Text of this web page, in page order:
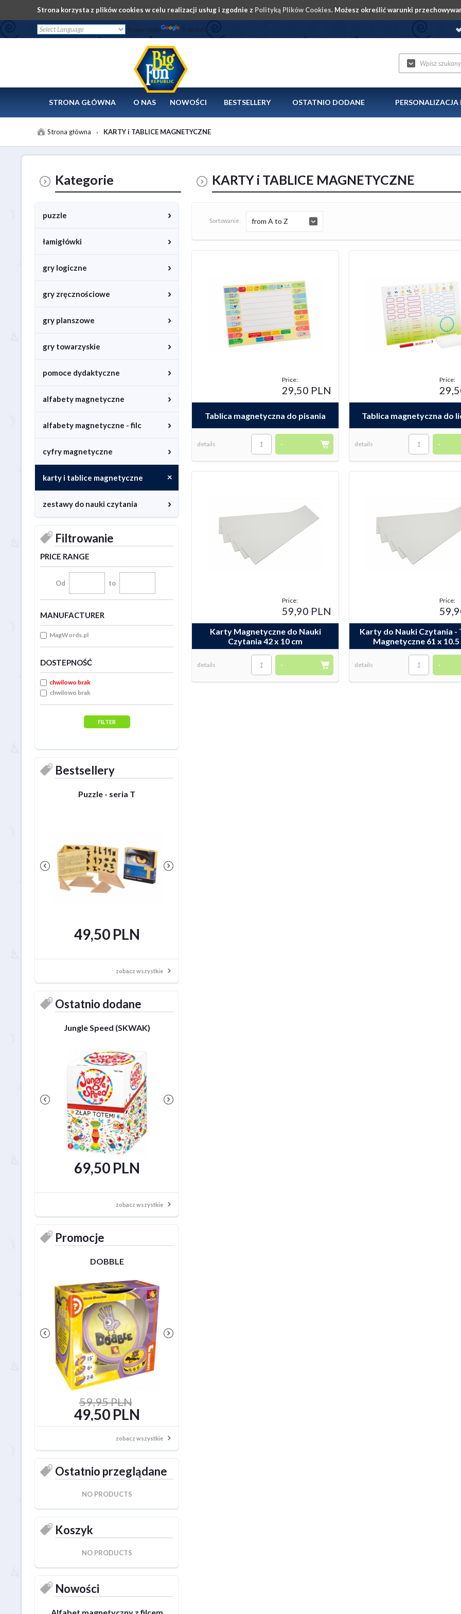
Strona korzysta z plików cookies w celu realizacji usług i zgodnie z Polityką Plików Cookies. Możesz określić warunki
Powered by
Translate
/
STRONA GŁÓWNA O NAS NOWOŚCI BESTSELLERY OSTATNIO DODANE
Strona główna › KARTY i TABLICE MAGNETYCZNE
Kategorie
puzzle
łamigłówki
gry logiczne
gry zręcznościowe
gry planszowe
gry towarzyskie
pomoce dydaktyczne
alfabety magnetyczne
alfabety magnetyczne - filc
cyfry magnetyczne
karty i tablice magnetyczne
zestawy do nauki czytania
Filtrowanie
PRICE RANGE
Od to
MANUFACTURER
MagWords.pl
DOSTEPNOŚĆ
chwilowo brak
chwilowo brak
Bestsellery
Puzzle - seria T
49,50 PLN
zobacz wszystkie
Ostatnio dodane
Jungle Speed (SKWAK)
69,50 PLN
zobacz wszystkie
Promocje
DOBBLE
59,95 PLN
49,50 PLN
zobacz wszystkie
Ostatnio przeglądane
NO PRODUCTS
Koszyk
NO PRODUCTS
Nowości
KARTY i TABLICE MAGNETYCZNE
Sortowanie: from A to Z
Price:
29,50 PLN
Tablica magnetyczna do pisania
-
details
Price:
Tablica magnetyczna do
-
details
Price:
59,90 PLN
Karty Magnetyczne do Nauki
Czytania 42 x 10 cm
-
details
Price:
Karty do Nauki Czytania -
Magnetyczne 61 x 10.5
-
details